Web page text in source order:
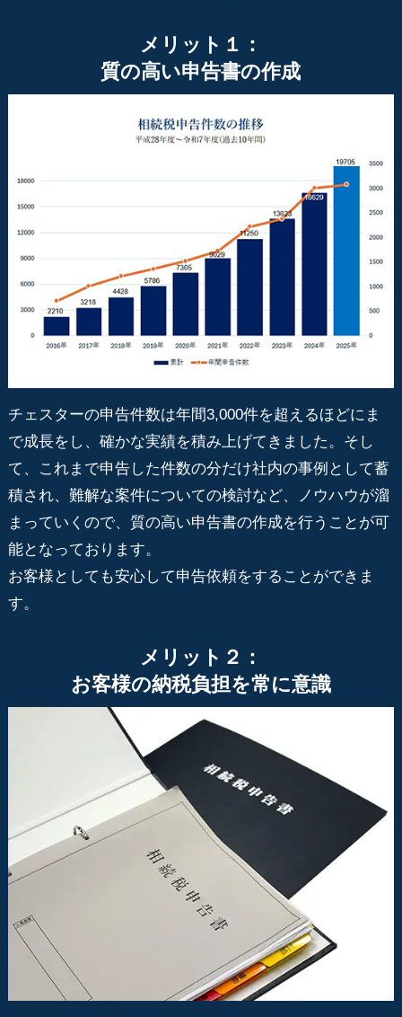
メリット１：
質の高い申告書の作成
チェスターの申告件数は年間3,000件を超えるほどにま
で成長をし、確かな実績を積み上げてきました。そし
て、これまで申告した件数の分だけ社内の事例として蓄
積され、難解な案件についての検討など、ノウハウが溜
まっていくので、質の高い申告書の作成を行うことが可
能となっております。
お客様としても安心して申告依頼をすることができま
す。
メリット２：
お客様の納税負担を常に意識